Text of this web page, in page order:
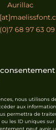
nous utilisons
aux
permettra de
les ID uniques sur
Aurillac
68 97 63 09
TO THE